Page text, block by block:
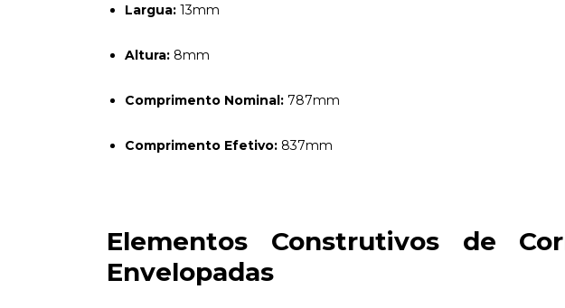
Largua: 13mm
Altura: 8mm
Comprimento Nominal: 787mm
Comprimento Efetivo: 837mm
Elementos Construtivos de
Envelopadas